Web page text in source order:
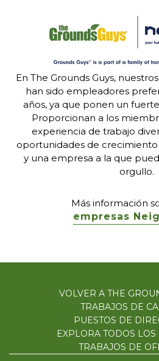
En The Grounds Guys,
han sido empleadores
años, ya que ponen un
Proporcionan a los
experiencia de trabajo
oportunidades de crecimiento
y una empresa a la que
orgullo.
Más información
empresas
VOLVER A THE
TRABAJOS DE
PUESTOS DE
EXPLORA TODOS
TRABAJOS DE